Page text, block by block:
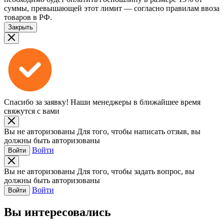
суммы, превышающей этот лимит — согласно правилам ввоза
товаров в РФ.
Закрыть
Спасибо за заявку! Наши менеджеры в ближайшее время
свяжутся с вами
Вы не авторизованы Для того, чтобы написать отзыв, вы
должны быть авторизованы
Войти Войти
Вы не авторизованы Для того, чтобы задать вопрос, вы
должны быть авторизованы
Войти Войти
Вы интересовались